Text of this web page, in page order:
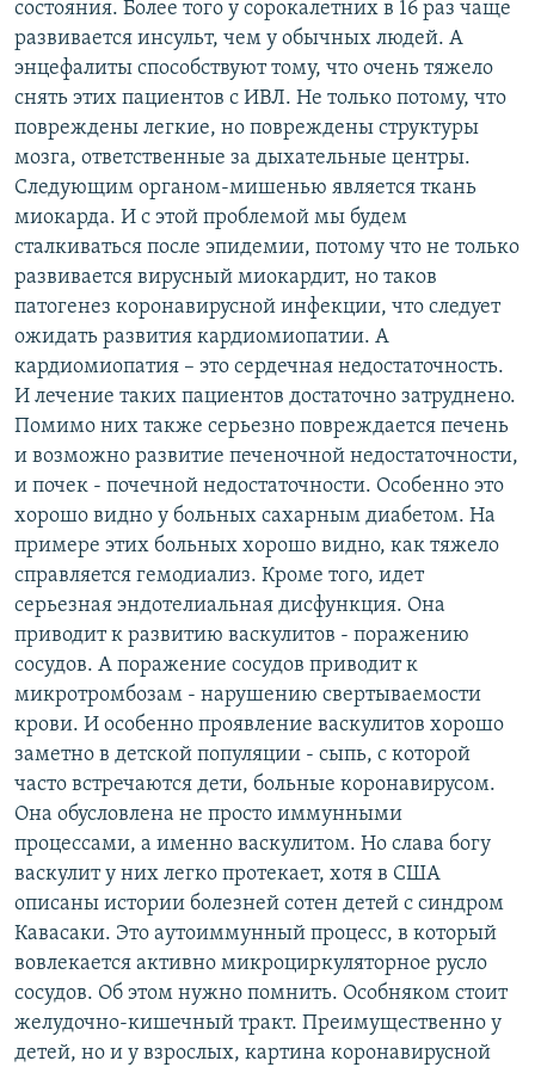
состояния. Более того у сорокалетних в 16 раз чаще
развивается инсульт, чем у обычных людей. А
энцефалиты способствуют тому, что очень тяжело
снять этих пациентов с ИВЛ. Не только потому, что
повреждены легкие, но повреждены структуры
мозга, ответственные за дыхательные центры.
Следующим органом-мишенью является ткань
миокарда. И с этой проблемой мы будем
сталкиваться после эпидемии, потому что не только
развивается вирусный миокардит, но таков
патогенез коронавирусной инфекции, что следует
ожидать развития кардиомиопатии. А
кардиомиопатия – это сердечная недостаточность.
И лечение таких пациентов достаточно затруднено.
Помимо них также серьезно повреждается печень
и возможно развитие печеночной недостаточности,
и почек - почечной недостаточности. Особенно это
хорошо видно у больных сахарным диабетом. На
примере этих больных хорошо видно, как тяжело
справляется гемодиализ. Кроме того, идет
серьезная эндотелиальная дисфункция. Она
приводит к развитию васкулитов - поражению
сосудов. А поражение сосудов приводит к
микротромбозам - нарушению свертываемости
крови. И особенно проявление васкулитов хорошо
заметно в детской популяции - сыпь, с которой
часто встречаются дети, больные коронавирусом.
Она обусловлена не просто иммунными
процессами, а именно васкулитом. Но слава богу
васкулит у них легко протекает, хотя в США
описаны истории болезней сотен детей с синдром
Кавасаки. Это аутоиммунный процесс, в который
вовлекается активно микроциркуляторное русло
сосудов. Об этом нужно помнить. Особняком стоит
желудочно-кишечный тракт. Преимущественно у
детей, но и у взрослых, картина коронавирусной